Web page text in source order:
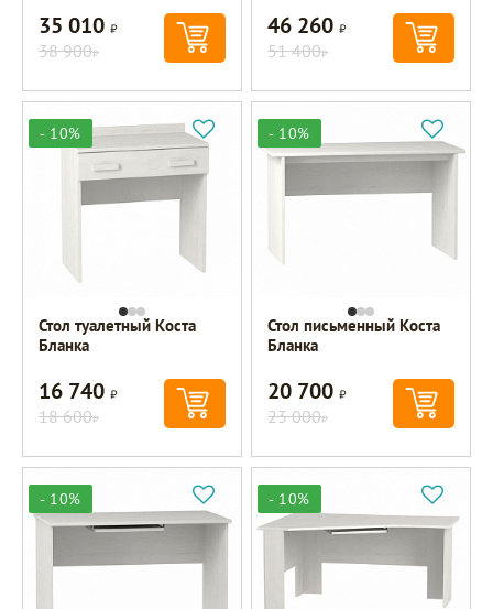
35 010Р
38 900Р
46 260Р
51 400Р
- 10%
Стол туалетный Коста
Бланка
16 740Р
18 600Р
- 10%
Стол письменный Коста
Бланка
20 700Р
23 000Р
- 10% - 10%